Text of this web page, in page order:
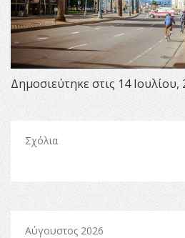
Δημοσιεύτηκε στις 14 Ιουλίου,
Σχόλια
Αύγουστος 2026